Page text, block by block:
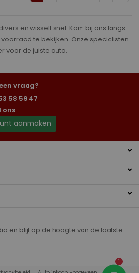
en wisselt snel. Kom bij ons langs
te bekijken. Onze specialisten
voor de juiste auto.
vraag?
58 59 47
ons
aanmaken
en blijf op de hoogte van de laatste
1